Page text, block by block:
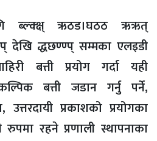
ब्ल्क्क्ष् ऋठड।घठठ ऋऋत्
देखि द्धछण्ण्प् सम्मका एलइडी
बत्ती प्रयोग गर्दा यही
बत्ती जडान गर्नु पर्ने,
प्रकाशको प्रयोगका
रुपमा रहने प्रणाली स्थापनाका